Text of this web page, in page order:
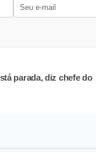
parada, diz chefe do